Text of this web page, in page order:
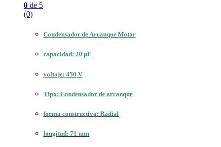
0 de 5
(0)
Condensador de Arranque Motor
capacidad: 20 μF
voltaje: 450 V
Tipo: Condensador de arranque
forma constructiva: Radial
longitud: 71 mm